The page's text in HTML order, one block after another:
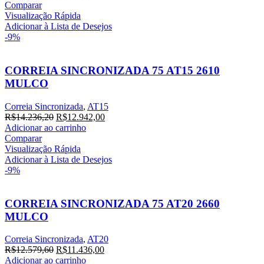
era:
R$13.090,00.R$11.900,00.
Comparar
Visualização Rápida
Adicionar à Lista de Desejos
-9%
CORREIA SINCRONIZADA 75 AT15 2610
MULCO
Correia Sincronizada, AT15
R$14.236,20 O
preço
era:
R$14.236,20.
R$12.942,00O
R$12.942,00.
Adicionar ao carrinho
Comparar
Visualização Rápida
Adicionar à Lista de Desejos
-9%
CORREIA SINCRONIZADA 75 AT20 2660
MULCO
Correia Sincronizada, AT20
R$12.579,60 O
preço
R$11.436,00O
Adicionar ao carrinho